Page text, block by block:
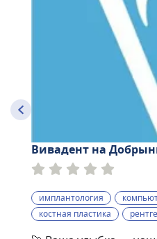
Вивадент на
имплантология
костная пластика